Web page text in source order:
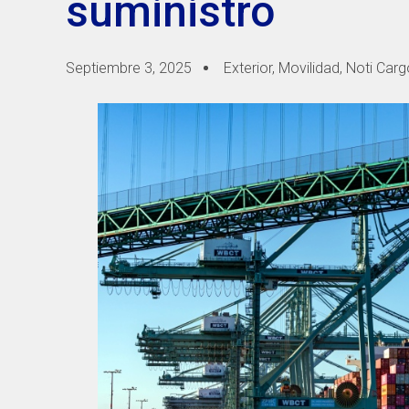
suministro
Septiembre 3, 2025 Exterior, Movilidad, Noti